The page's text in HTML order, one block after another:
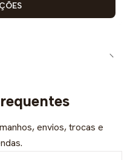
envios, trocas e